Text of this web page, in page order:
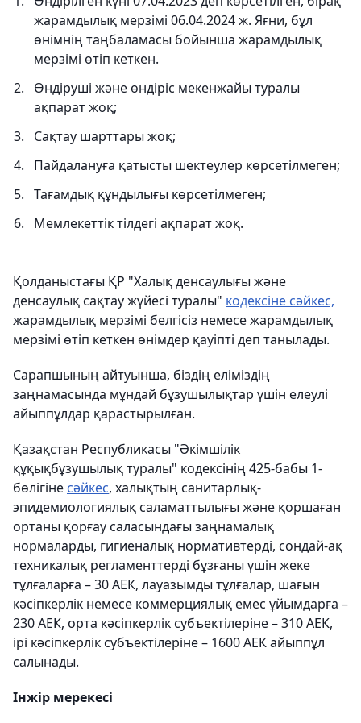
жарамдылық мерзімі 06.04.2024 ж. Яғни, бұл
өнімнің таңбаламасы бойынша жарамдылық
мерзімі өтіп кеткен.
Өндіруші және өндіріс мекенжайы туралы
ақпарат жоқ;
Сақтау шарттары жоқ;
Пайдалануға қатысты шектеулер көрсетілмеген;
Тағамдық құндылығы көрсетілмеген;
Мемлекеттік тілдегі ақпарат жоқ.
Қолданыстағы ҚР "Халық денсаулығы және
денсаулық сақтау жүйесі туралы" кодексіне сәйкес,
жарамдылық мерзімі белгісіз немесе жарамдылық
мерзімі өтіп кеткен өнімдер қауіпті деп танылады.
Сарапшының айтуынша, біздің еліміздің
заңнамасында мұндай бұзушылықтар үшін елеулі
айыппұлдар қарастырылған.
Қазақстан Республикасы "Әкімшілік
құқықбұзушылық туралы" кодексінің 425-бабы 1-
бөлігіне сәйкес, халықтың санитарлық-
эпидемиологиялық саламаттылығы және қоршаған
ортаны қорғау саласындағы заңнамалық
нормаларды, гигиеналық нормативтерді, сондай-ақ
техникалық регламенттерді бұзғаны үшін жеке
тұлғаларға – 30 АЕК, лауазымды тұлғалар, шағын
кәсіпкерлік немесе коммерциялық емес ұйымдарға –
230 АЕК, орта кәсіпкерлік субъектілеріне – 310 АЕК,
ірі кәсіпкерлік субъектілеріне – 1600 АЕК айыппұл
салынады.
Інжір мерекесі